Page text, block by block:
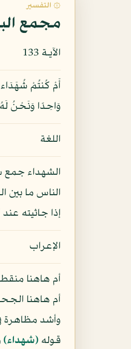
۞ التفسير
مجمع
الآيـة 133
أَمْ كُنتُمْ
وَاحِدًا وَنَحْنُ
اللغة
الشهداء جمع
الناس ما
إذا جاثيته
الإعراب
أم هاهنا
أم هاهنا
وأشد مظاهرة
قوله ﴿شهداء﴾